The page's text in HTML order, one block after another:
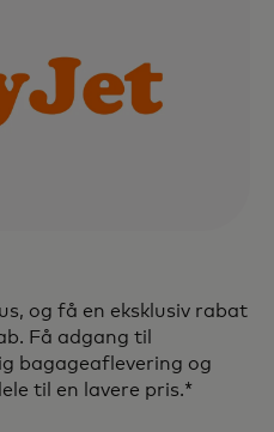
og få en eksklusiv rabat
Få adgang til
bagageaflevering og
til en lavere pris.*